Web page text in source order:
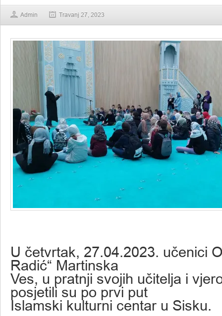
Admin Travanj 27, 2023
U četvrtak, 27.04.2023. učenici
Radić“ Martinska
Ves, u pratnji svojih učitelja i
posjetili su po prvi put
Islamski kulturni centar u Sisku.